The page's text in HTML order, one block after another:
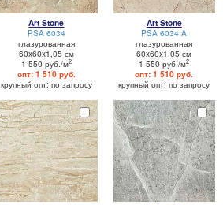
Art Stone
PSA 6034
глазурованная
60x60x1,05 см
1 550 руб./м2
опт: 1 510 руб.
крупный опт: по запросу
Art Stone
PSA 6034 A
глазурованная
60x60x1,05 см
1 550 руб./м2
опт: 1 510 руб.
крупный опт: по запросу